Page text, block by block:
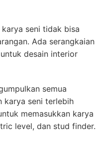
seni tidak bisa
Ada serangkaian
desain interior
semua
karya seni terlebih
memasukkan karya
level, dan stud finder.